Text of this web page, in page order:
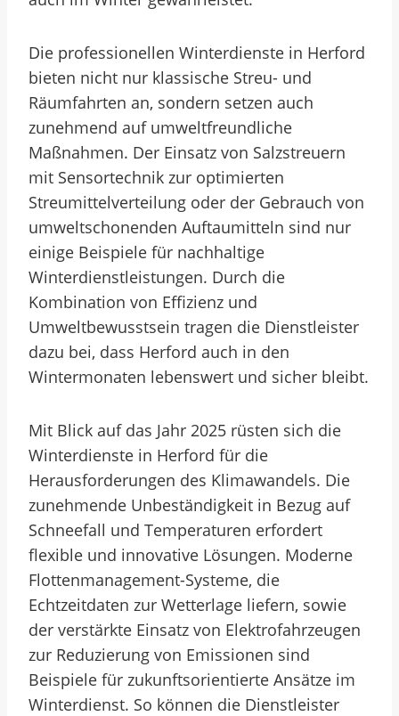
Die professionellen Winterdienste in Herford
bieten nicht nur klassische Streu- und
Räumfahrten an, sondern setzen auch
zunehmend auf umweltfreundliche
Maßnahmen. Der Einsatz von Salzstreuern
mit Sensortechnik zur optimierten
Streumittelverteilung oder der Gebrauch von
umweltschonenden Auftaumitteln sind nur
einige Beispiele für nachhaltige
Winterdienstleistungen. Durch die
Kombination von Effizienz und
Umweltbewusstsein tragen die Dienstleister
dazu bei, dass Herford auch in den
Wintermonaten lebenswert und sicher bleibt.
Mit Blick auf das Jahr 2025 rüsten sich die
Winterdienste in Herford für die
Herausforderungen des Klimawandels. Die
zunehmende Unbeständigkeit in Bezug auf
Schneefall und Temperaturen erfordert
flexible und innovative Lösungen. Moderne
Flottenmanagement-Systeme, die
Echtzeitdaten zur Wetterlage liefern, sowie
der verstärkte Einsatz von Elektrofahrzeugen
zur Reduzierung von Emissionen sind
Beispiele für zukunftsorientierte Ansätze im
Winterdienst. So können die Dienstleister